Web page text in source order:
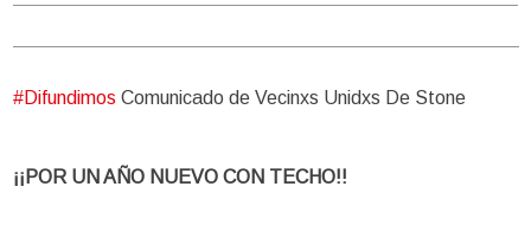
#Difundimos Comunicado de Vecinxs Unidxs De Stone
¡¡POR UN AÑO NUEVO CON TECHO!!